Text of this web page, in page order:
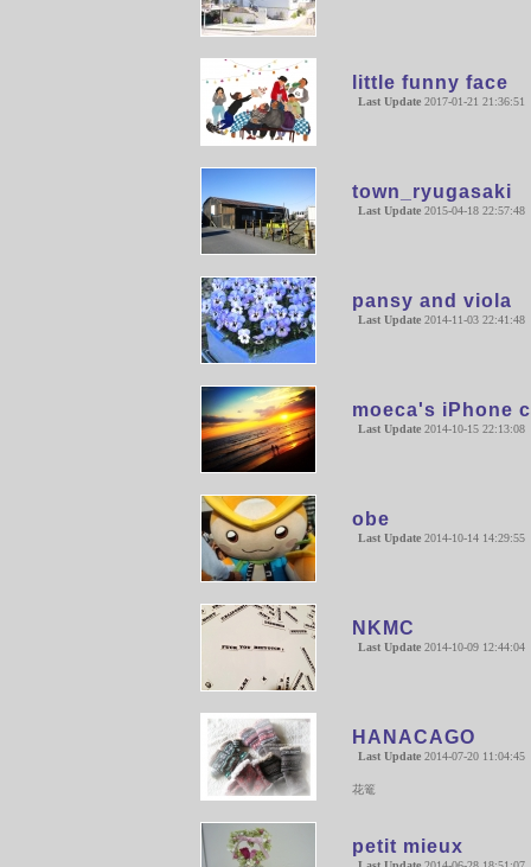
little funny face
Last Update 2017-01-21 21:36:51
town_ryugasaki
Last Update 2015-04-18 22:57:48
pansy and viola
Last Update 2014-11-03 22:41:48
moeca's iPhone
Last Update 2014-10-15 22:13:08
obe
Last Update 2014-10-14 14:29:55
NKMC
Last Update 2014-10-09 12:44:04
HANACAGO
Last Update 2014-07-20 11:04:45
花篭
petit mieux